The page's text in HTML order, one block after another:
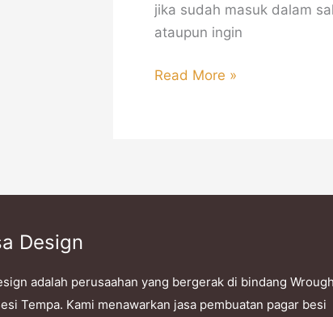
jika sudah masuk dalam
ataupun ingin
Read More »
Design
adalah perusaahan yang bergerak di bindang
Tempa. Kami menawarkan jasa pembuatan pagar besi